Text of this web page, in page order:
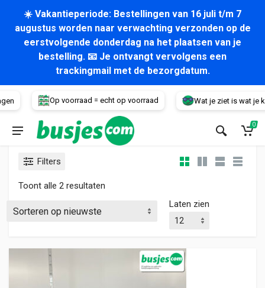
☀️ Vakantieperiode: Bestellingen van 16 juli t/m 7
augustus worden naar verwachting verzonden op de
eerstvolgende donderdag na het plaatsen van je
bestelling. 📧 Je ontvangt vervolgens een
trackingmail met de bezorgdatum.
Op voorraad = echt op voorraad Wat je ziet is wat je
Voertuig
0
Filters
Toont alle 2 resultaten
Laten zien